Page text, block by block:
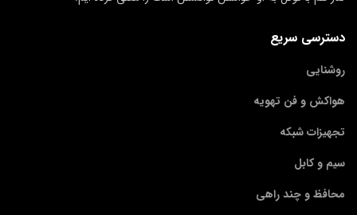
دسترسی سریع
روشنایی
هواکش و فن تهویه
تجهیزات شبکه
سیم و کابل
محافظ و چند راهی